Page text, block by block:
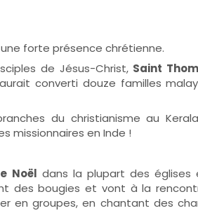
forte présence chrétienne.
de Jésus-Christ, Saint
converti douze familles
du christianisme au
missionnaires en Inde !
Noël dans la plupart des églises
des bougies et vont à la
en groupes, en chantant des